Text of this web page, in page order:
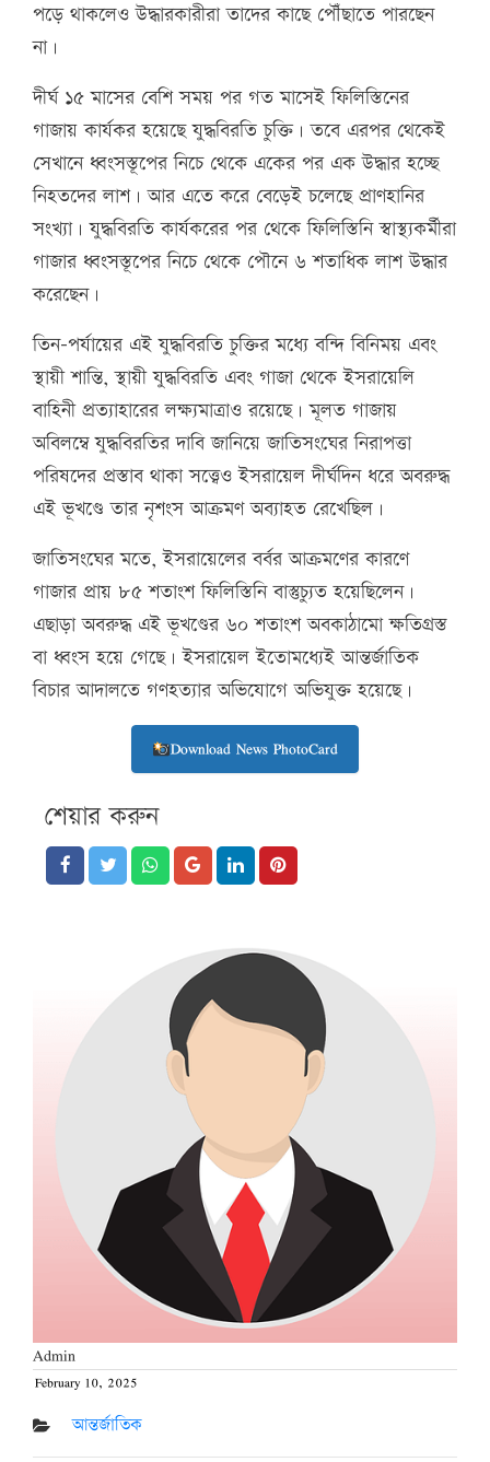
পড়ে থাকলেও উদ্ধারকারীরা তাদের কাছে পৌঁছাতে পারছেন
না।
দীর্ঘ ১৫ মাসের বেশি সময় পর গত মাসেই ফিলিস্তিনের
গাজায় কার্যকর হয়েছে যুদ্ধবিরতি চুক্তি। তবে এরপর থেকেই
সেখানে ধ্বংসস্তূপের নিচে থেকে একের পর এক উদ্ধার হচ্ছে
নিহতদের লাশ। আর এতে করে বেড়েই চলেছে প্রাণহানির
সংখ্যা। যুদ্ধবিরতি কার্যকরের পর থেকে ফিলিস্তিনি স্বাস্থ্যকর্মীরা
গাজার ধ্বংসস্তূপের নিচে থেকে পৌনে ৬ শতাধিক লাশ উদ্ধার
করেছেন।
তিন-পর্যায়ের এই যুদ্ধবিরতি চুক্তির মধ্যে বন্দি বিনিময় এবং
স্থায়ী শান্তি, স্থায়ী যুদ্ধবিরতি এবং গাজা থেকে ইসরায়েলি
বাহিনী প্রত্যাহারের লক্ষ্যমাত্রাও রয়েছে। মূলত গাজায়
অবিলম্বে যুদ্ধবিরতির দাবি জানিয়ে জাতিসংঘের নিরাপত্তা
পরিষদের প্রস্তাব থাকা সত্ত্বেও ইসরায়েল দীর্ঘদিন ধরে অবরুদ্ধ
এই ভূখণ্ডে তার নৃশংস আক্রমণ অব্যাহত রেখেছিল।
জাতিসংঘের মতে, ইসরায়েলের বর্বর আক্রমণের কারণে
গাজার প্রায় ৮৫ শতাংশ ফিলিস্তিনি বাস্তুচ্যুত হয়েছিলেন।
এছাড়া অবরুদ্ধ এই ভূখণ্ডের ৬০ শতাংশ অবকাঠামো ক্ষতিগ্রস্ত
বা ধ্বংস হয়ে গেছে। ইসরায়েল ইতোমধ্যেই আন্তর্জাতিক
বিচার আদালতে গণহত্যার অভিযোগে অভিযুক্ত হয়েছে।
Download News PhotoCard
শেয়ার করুন
Admin
Posted
on
February 10, 2025
আন্তর্জাতিক